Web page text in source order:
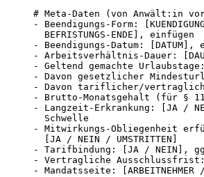
# Meta-Daten (von Anwält:in
- Beendigungs-Form: [KUENDIGUNG
  BEFRISTUNGS-ENDE], einfügen
- Beendigungs-Datum: [DATUM],
- Arbeitsverhältnis-Dauer:
- Geltend gemachte
- Davon gesetzlicher
- Davon tariflicher/
- Brutto-Monatsgehalt (für §
- Langzeit-Erkrankung: [JA /
  Schwelle
- Mitwirkungs-Obliegenheit
  [JA / NEIN / UMSTRITTEN]
- Tarifbindung: [JA / NEIN],
- Vertragliche
- Mandatsseite: [ARBEITNEHMER